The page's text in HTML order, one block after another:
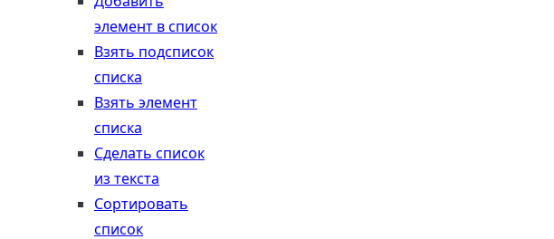
элемент в список
Взять подсписок
списка
Взять элемент
списка
Сделать список
из текста
Сортировать
список